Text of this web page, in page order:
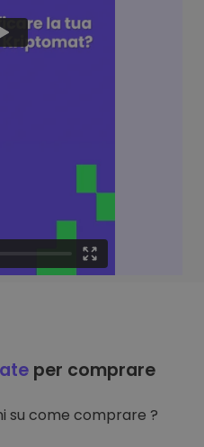
per comprare
su come comprare ?